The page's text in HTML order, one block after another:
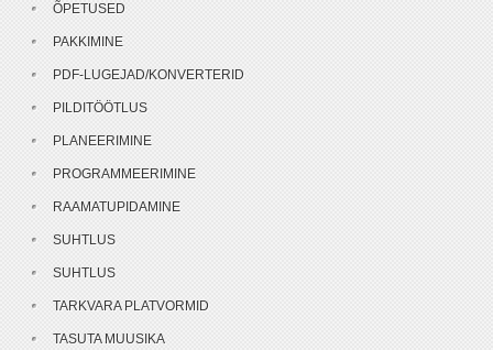
ÕPETUSED
PAKKIMINE
PDF-LUGEJAD/KONVERTERID
PILDITÖÖTLUS
PLANEERIMINE
PROGRAMMEERIMINE
RAAMATUPIDAMINE
SUHTLUS
SUHTLUS
TARKVARA PLATVORMID
TASUTA MUUSIKA